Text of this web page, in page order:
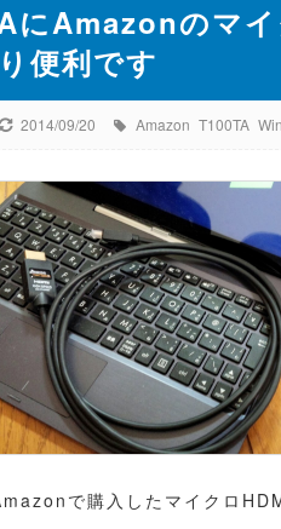
にAmazonのマ
便利です
2014/09/20 Amazon T100TA
で購入したマイクロ